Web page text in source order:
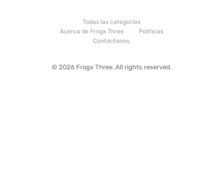
Todas las categorías
Acerca de Frogx Three
Politicas
Contáctanos
© 2026 Frogx Three. All rights reserved.